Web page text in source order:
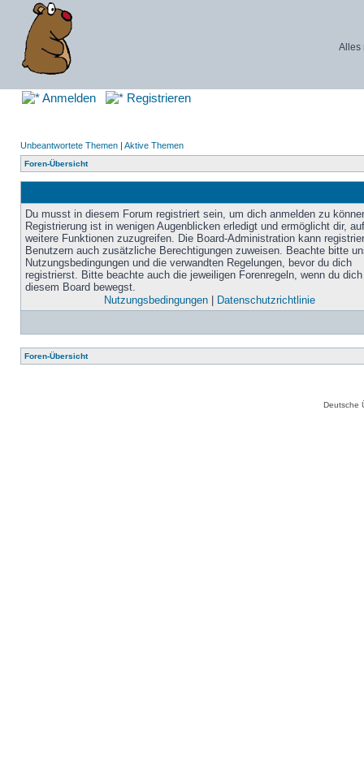
Alles
Anmelden Registrieren
Unbeantwortete Themen | Aktive Themen
Foren-Übersicht
Du musst in diesem Forum registriert sein, um dich anmelden zu
Registrierung ist in wenigen Augenblicken erledigt und ermöglicht dir, auf
weitere Funktionen zuzugreifen. Die Board-Administration kann
Benutzern auch zusätzliche Berechtigungen zuweisen. Beachte bitte
Nutzungsbedingungen und die verwandten Regelungen, bevor du dich
registrierst. Bitte beachte auch die jeweiligen Forenregeln, wenn du
diesem Board bewegst.
Nutzungsbedingungen| Datenschutzrichtlinie
Foren-Übersicht
Deutsche